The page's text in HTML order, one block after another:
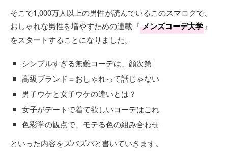
そこで1,000万人以上の男性が読んでいるこのスマログで、
おしゃれな男性を増やすための連載『 メンズコーデ大学 』
をスタートすることになりました。
シンプルすぎる無難コーデは、顔次第
高級ブランド＝おしゃれって話じゃない
男子ウケと女子ウケの違いとは？
女子がデートで着て欲しいコーデはこれ
色彩学の観点で、モテる色の組み合わせ
といった内容をズバズバと書いていきます。